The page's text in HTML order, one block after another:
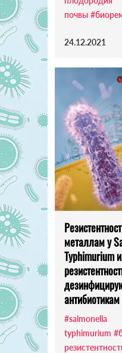
почвы
24.12.2021
металлам у
Typhimurium
#salmonella
typhimurium